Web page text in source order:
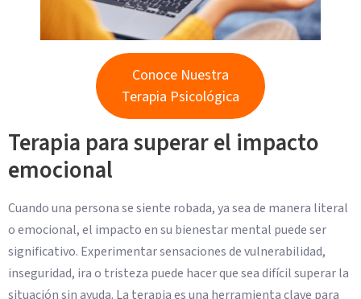
Conoce Nuestra
Terapia Psicológica
Terapia para superar el impacto
emocional
Cuando una persona se siente robada, ya sea de manera literal
o emocional, el impacto en su bienestar mental puede ser
significativo. Experimentar sensaciones de vulnerabilidad,
inseguridad, ira o tristeza puede hacer que sea difícil superar la
situación sin ayuda. La terapia es una herramienta clave para